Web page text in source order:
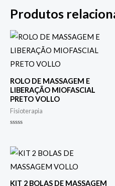
Produtos
ROLO DE MASSAGEM E
LIBERAÇÃO MIOFASCIAL
PRETO VOLLO
Fisioterapia
5
KIT 2 BOLAS DE MASSAGEM